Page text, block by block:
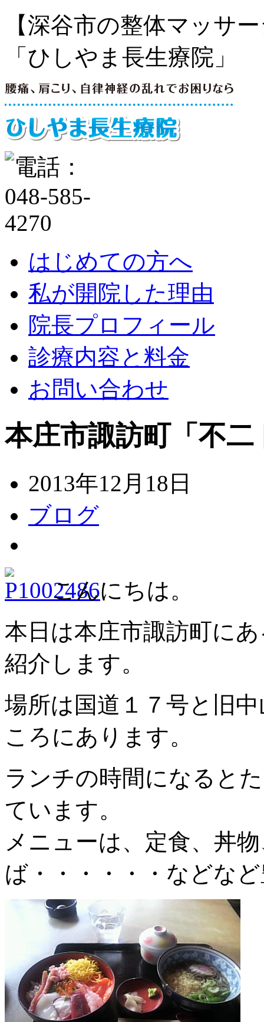
【深谷市の整体マッサ
「ひしやま長生療院」
はじめての方へ
私が開院した理由
院長プロフィール
診療内容と料金
お問い合わせ
本庄市諏訪町「不
2013年12月18日
ブログ
こんにちは。
本日は本庄市諏訪町に
紹介します。
場所は国道１７号と旧
ころにあります。
ランチの時間になると
ています。
メニューは、定食、丼
ば・・・・・・などな